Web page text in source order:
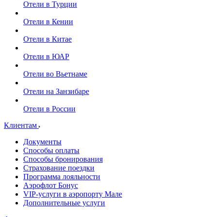
Отели в Турции
Отели в Кении
Отели в Китае
Отели в ЮАР
Отели во Вьетнаме
Отели на Занзибаре
Отели в России
Клиентам
Документы
Способы оплаты
Способы бронирования
Страхование поездки
Программа лояльности
Аэрофлот Бонус
VIP-услуги в аэропорту Мале
Дополнительные услуги